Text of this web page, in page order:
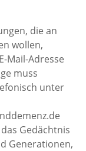
die an
wollen,
Mail-Adresse
muss
unter
Gedächtnis
Generationen,